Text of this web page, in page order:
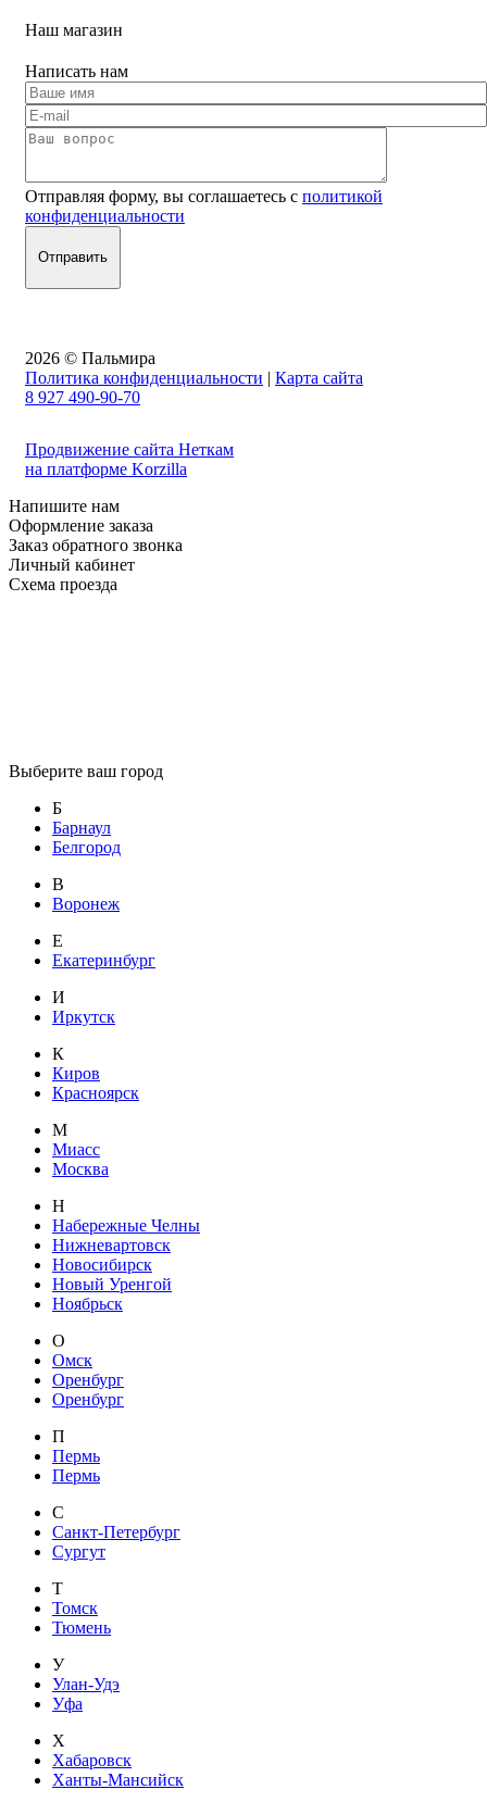
Наш магазин
Написать нам
Отправляя форму, вы соглашаетесь с политикой
конфиденциальности
2026 © Пальмира
Политика конфиденциальности | Карта сайта
8 927 490-90-70
Продвижение сайта Неткам
на платформе Korzilla
Напишите нам
Оформление заказа
Заказ обратного звонка
Личный кабинет
Схема проезда
Выберите ваш город
Б
Барнаул
Белгород
В
Воронеж
Е
Екатеринбург
И
Иркутск
К
Киров
Красноярск
М
Миасс
Москва
Н
Набережные Челны
Нижневартовск
Новосибирск
Новый Уренгой
Ноябрьск
О
Омск
Оренбург
Оренбург
П
Пермь
Пермь
С
Санкт-Петербург
Сургут
Т
Томск
Тюмень
У
Улан-Удэ
Уфа
Х
Хабаровск
Ханты-Мансийск